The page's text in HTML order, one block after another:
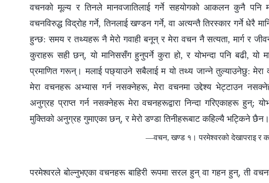
वचनको मूल्य र तिनले मानवजातिलाई गर्ने सहयोगको आकलन कुनै पनि
वचनविरुद्ध विद्रोह गर्ने, तिनलाई खण्डन गर्ने, वा अत्यन्तै तिरस्कार गर्ने धेरै
हुन्छ: समय र तथ्यहरू नै मेरो गवाही बनून् र मेरा वचन नै सत्यता, मार्ग र
कुराहरू सही छन्, यो मानिससँग हुनुपर्ने कुरा हो, र योभन्दा पनि बढी, यो
प्रमाणित गरून्। मलाई पछ्याउने सबैलाई म यो तथ्य जान्ने तुल्याउनेछु: मेरा
मेरा वचनहरू अभ्यास गर्न नसक्नेहरू, मेरा वचनमा उद्देश्य भेट्टाउन
अनुग्रह प्राप्त गर्न नसक्‍नेहरू मेरा वचनहरूद्वारा निन्दा गरिएकाहरू हुन्;
मुक्तिको अनुग्रह गुमाएका छन्, र मेरो डण्डा तिनीहरूबाट कहिल्यै भट्किने छैन।
—वचन, खण्ड १। परमेश्‍वरको देखापराइ र
परमेश्‍वरले बोल्‍नुभएका वचनहरू बाहिरी रूपमा सरल हुन् वा गहन हुन्, ती